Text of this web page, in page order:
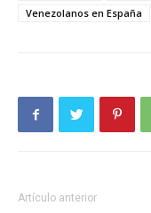
Venezolanos en España
Artículo anterior